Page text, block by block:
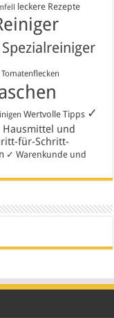
leckere Rezepte
Spezialreiniger
Tomatenflecken
Wertvolle Tipps ✓
und
für-Schritt-
✓ Warenkunde und